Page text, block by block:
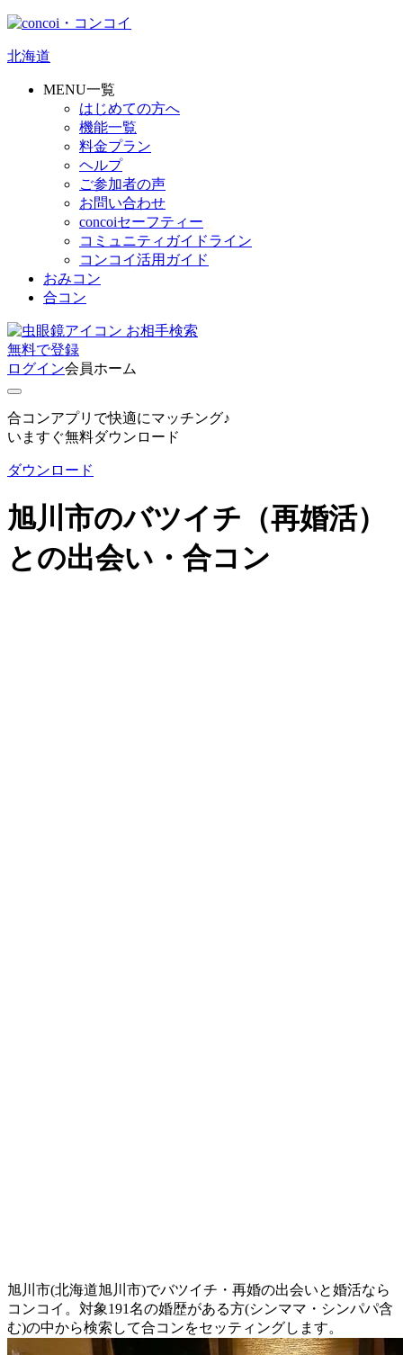
北海道
MENU一覧
はじめての方へ
機能一覧
料金プラン
ヘルプ
ご参加者の声
お問い合わせ
concoiセーフティー
コミュニティガイドライン
コンコイ活用ガイド
おみコン
合コン
お相手検索
無料で登録
ログイン会員ホーム
合コンアプリで快適にマッチング♪
いますぐ無料ダウンロード
ダウンロード
旭川市のバツイチ（再婚活）
との出会い・合コン
旭川市(北海道旭川市)でバツイチ・再婚の出会いと婚活なら
コンコイ。対象191名の婚歴がある方(シンママ・シンパパ含
む)の中から検索して合コンをセッティングします。